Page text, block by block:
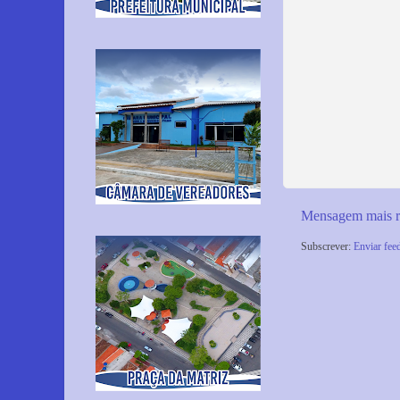
Mensagem mais
Subscrever: Enviar